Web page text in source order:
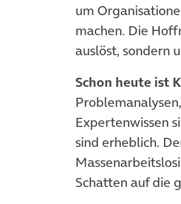
um
machen. Die
auslöst, sondern
Schon heute ist
Expertenwissen
sind erheblich.
Schatten auf die